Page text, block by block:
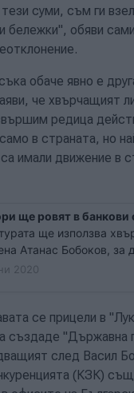
суми, съм ги
бележки", обяви
обаче явно е
че хвърчащият
редица
в страната, но
имали движение в
ще ровят в банкови
ще използва
Атанас Бобоков, за
разпитва посочени
2020
се прицели в
създаде
след Васил
(КЗК)